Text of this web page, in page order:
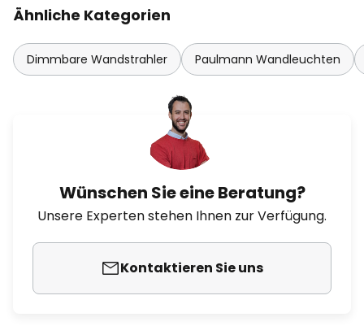
Ähnliche Kategorien
Dimmbare Wandstrahler Paulmann Wandleuchten
Wünschen Sie eine Beratung?
Unsere Experten stehen Ihnen zur Verfügung.
Kontaktieren Sie uns